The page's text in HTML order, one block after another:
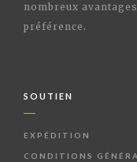
nombreux
préférence.
SOUTIEN
EXPÉDITION
CONDITIONS